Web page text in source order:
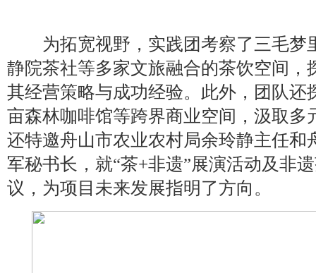
为拓宽视野，实践团考察了三毛梦
静院茶社等多家文旅融合的茶饮空间，
其经营策略与成功经验。此外，团队还
亩森林咖啡馆等跨界商业空间，汲取多
还特邀舟山市农业农村局余玲静主任和
军秘书长，就“茶+非遗”展演活动及非
议，为项目未来发展指明了方向。